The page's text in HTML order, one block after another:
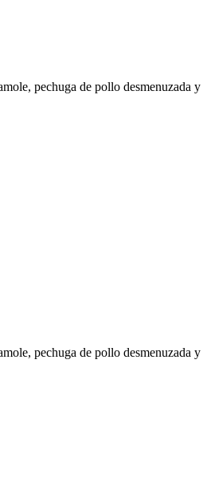
pechuga de pollo desmenuzada y
pechuga de pollo desmenuzada y